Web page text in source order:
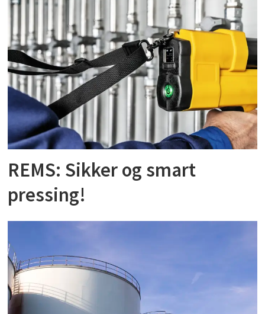
REMS: Sikker og smart
pressing!